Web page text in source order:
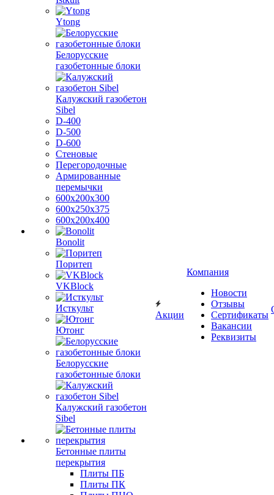
Ytong
Белорусские
газобетонные блоки
Калужский газобетон
Sibel
D-400
D-500
D-600
Стеновые
Перегородочные
Армированные
перемычки
600х200х300
600х250х375
600х200х400
Bonolit
Поритеп
VKBlock
Исткульт
Ютонг
Белорусские
газобетонные блоки
Калужский газобетон
Sibel
Бетонные плиты
перекрытия
Плиты ПБ
Плиты ПК
Акции
Компания
Новости
Отзывы
Сертификаты
Вакансии
Реквизиты